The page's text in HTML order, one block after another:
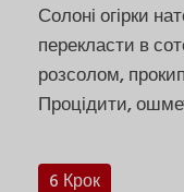
Солоні огірки
перекласти в
розсолом,
Процідити,
6 Крок